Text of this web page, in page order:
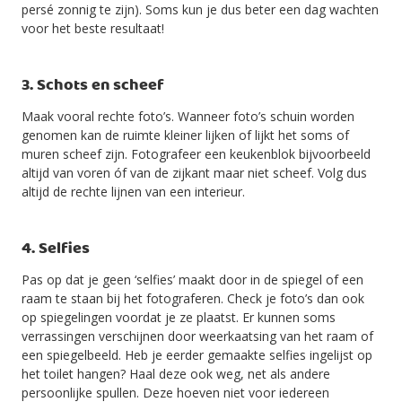
persé zonnig te zijn). Soms kun je dus beter een dag wachten
voor het beste resultaat!
3. Schots en scheef
Maak vooral rechte foto’s. Wanneer foto’s schuin worden
genomen kan de ruimte kleiner lijken of lijkt het soms of
muren scheef zijn. Fotografeer een keukenblok bijvoorbeeld
altijd van voren óf van de zijkant maar niet scheef. Volg dus
altijd de rechte lijnen van een interieur.
4. Selfies
Pas op dat je geen ‘selfies’ maakt door in de spiegel of een
raam te staan bij het fotograferen. Check je foto’s dan ook
op spiegelingen voordat je ze plaatst. Er kunnen soms
verrassingen verschijnen door weerkaatsing van het raam of
een spiegelbeeld. Heb je eerder gemaakte selfies ingelijst op
het toilet hangen? Haal deze ook weg, net als andere
persoonlijke spullen. Deze hoeven niet voor iedereen